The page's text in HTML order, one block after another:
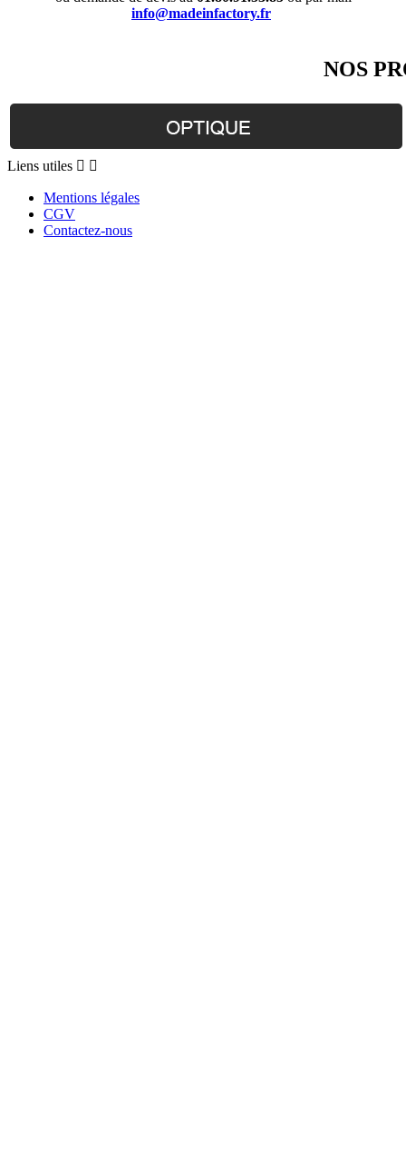
info@madeinfactory.fr
NOS
Liens
Liens utiles  
Mentions légales
CGV
Contactez-nous